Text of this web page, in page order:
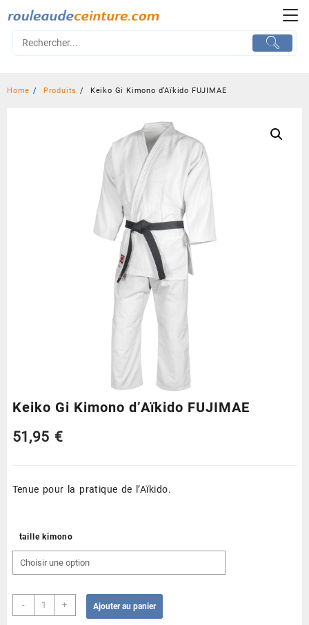
to
Home Produits Keiko Gi Kimono d’Aïkido FUJIMAE
Keiko Gi Kimono d’Aïkido FUJIMAE
51,95 €
Tenue pour la pratique de l’Aïkido.
taille kimono
-
quantité
de
+ Ajouter au panier